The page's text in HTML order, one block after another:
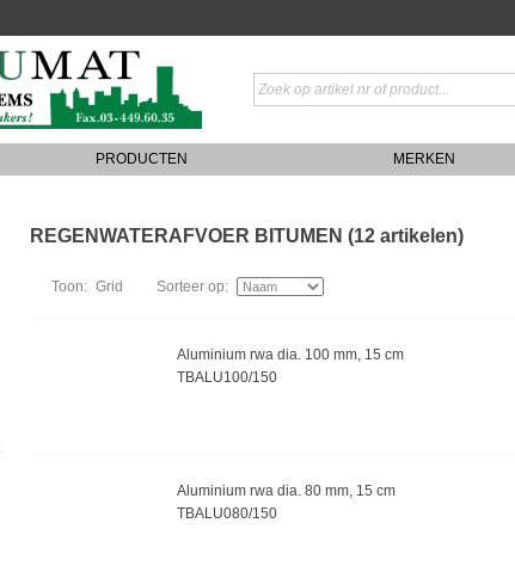
PRODUCTEN MERKEN
REGENWATERAFVOER BITUMEN (12 artikelen)
Toon: Grid Sorteer op:
Aluminium rwa dia. 100 mm, 15 cm
TBALU100/150
Aluminium rwa dia. 80 mm, 15 cm
TBALU080/150